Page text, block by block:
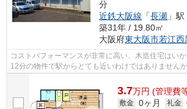
分
近鉄大阪線 「長瀬 」
築31年 / 19.80㎡
大阪府東大阪市若江西
コストパフォーマンスが非常に高い、木造住宅はい
12分の物件で駅からとても近いわけではありません
すい物件です♪住みやすさを考えた、レ...
3.7万円 (管理費
敷金 0ヶ月 礼金